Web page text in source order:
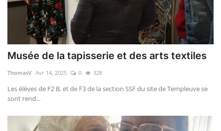
Musée de la tapisserie et des arts textiles
ThomasV Avr 14, 2025 0 328
Les élèves de F2 B, et de F3 de la section SSF du site de Templeuve se
sont rend...